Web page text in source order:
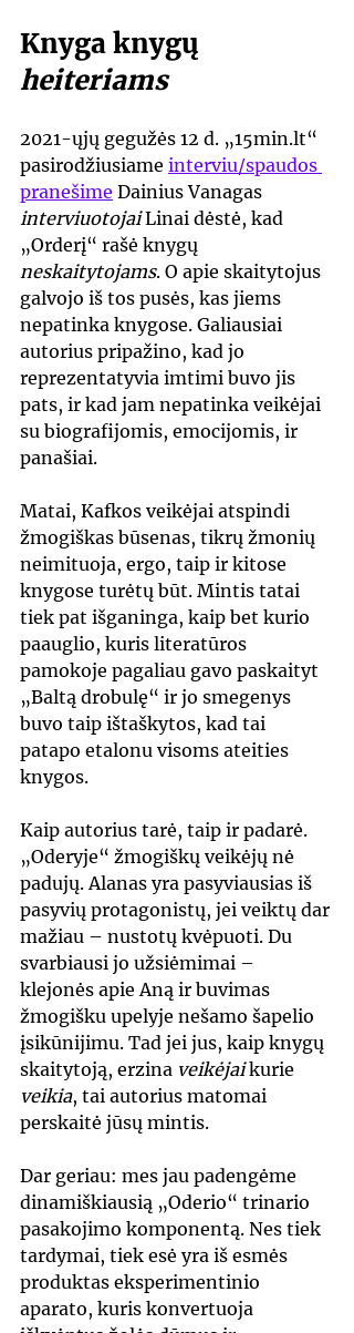
Knyga knygų
heiteriams
2021-ųjų gegužės 12 d. „15min.lt“
pasirodžiusiame interviu/spaudos
pranešime Dainius Vanagas
interviuotojai Linai dėstė, kad
„Orderį“ rašė knygų
neskaitytojams. O apie skaitytojus
galvojo iš tos pusės, kas jiems
nepatinka knygose. Galiausiai
autorius pripažino, kad jo
reprezentatyvia imtimi buvo jis
pats, ir kad jam nepatinka veikėjai
su biografijomis, emocijomis, ir
panašiai.
Matai, Kafkos veikėjai atspindi
žmogiškas būsenas, tikrų žmonių
neimituoja, ergo, taip ir kitose
knygose turėtų būt. Mintis tatai
tiek pat išganinga, kaip bet kurio
paauglio, kuris literatūros
pamokoje pagaliau gavo paskaityt
„Baltą drobulę“ ir jo smegenys
buvo taip ištaškytos, kad tai
patapo etalonu visoms ateities
knygos.
Kaip autorius tarė, taip ir padarė.
„Oderyje“ žmogiškų veikėjų nė
padujų. Alanas yra pasyviausias iš
pasyvių protagonistų, jei veiktų dar
mažiau – nustotų kvėpuoti. Du
svarbiausi jo užsiėmimai –
klejonės apie Aną ir buvimas
žmogišku upelyje nešamo šapelio
įsikūnijimu. Tad jei jus, kaip knygų
skaitytoją, erzina veikėjai kurie
veikia, tai autorius matomai
perskaitė jūsų mintis.
Dar geriau: mes jau padengėme
dinamiškiausią „Oderio“ trinario
pasakojimo komponentą. Nes tiek
tardymai, tiek esė yra iš esmės
produktas eksperimentinio
aparato, kuris konvertuoja